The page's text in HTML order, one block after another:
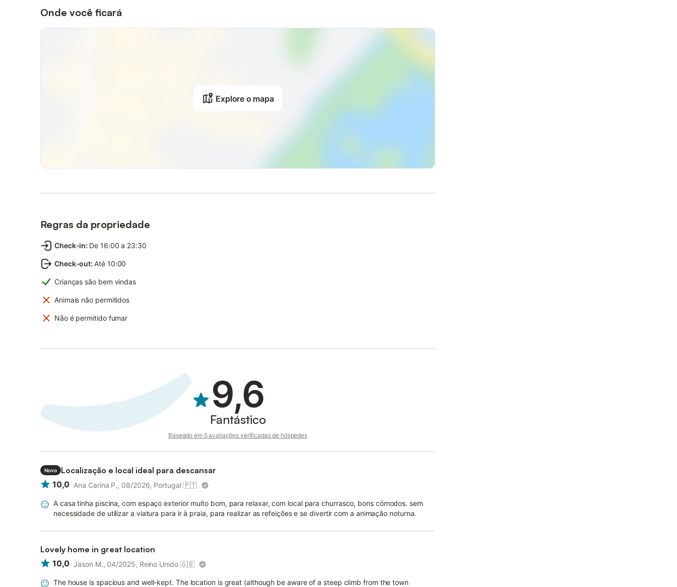
Onde você ficará
Explore o mapa
Regras da propriedade
Check-in: De 16:00 a 23:30
Check-out: Até 10:00
Crianças são bem vindas
Animais não permitidos
Não é permitido fumar
9,6
Fantástico
Baseado em 5 avaliações verificadas de hóspedes
Novo
Localização e local ideal para descansar
10,0 Ana Carina P., 08/2026, Portugal 🇵🇹
A casa tinha piscina, com espaço exterior muito bom, para relaxar, com local para churrasco, bons cómodos. sem
necessidade de utilizar a viatura para ir à praia, para realizar as refeições e se divertir com a animação noturna.
Lovely home in great location
10,0 Jason M., 04/2025, Reino Unido 🇬🇧
The house is spacious and well-kept. The location is great (although be aware of a steep climb from the town